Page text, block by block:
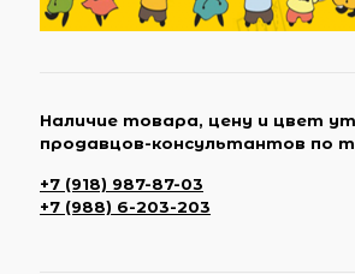
Наличие товара, цену и цвет
продавцов-консультантов по
+7 (918) 987-87-03
+7 (988) 6-203-203